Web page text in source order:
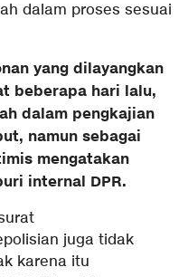
dalam proses sesuai
yang dilayangkan
beberapa hari lalu,
dalam pengkajian
namun sebagai
mengatakan
internal DPR.
juga tidak
karena itu